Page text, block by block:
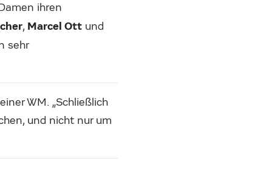
ihren
, Marcel Ott und
sehr
WM. „Schließlich
und nicht nur um